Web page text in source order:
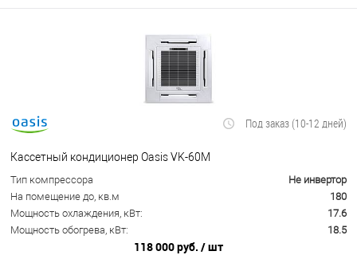
Под заказ (10-12 дней)
Кассетный кондиционер Oasis VK-60M
Тип компрессора
Не инвертор
На помещение до, кв.м
180
Мощность охлаждения, кВт:
17.6
Мощность обогрева, кВт:
18.5
118 000 руб. / шт